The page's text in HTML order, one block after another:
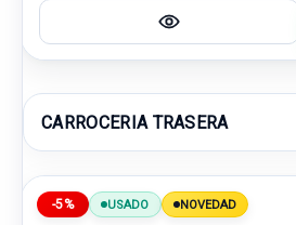
CARROCERIA TRASERA
-5% USADO NOVEDAD